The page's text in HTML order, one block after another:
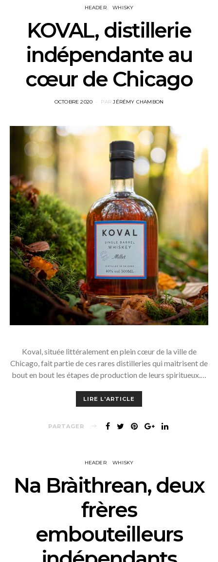
HEADER WHISKY
KOVAL, distillerie
indépendante au
cœur de Chicago
POSTED
OCTOBRE 2020 PAR JÉRÉMY CHAMBON
Koval, située littéralement en plein cœur de la ville de
Chicago, fait partie de ces rares distilleries qui maitrisent de
bout en bout les étapes de production de leurs spiritueux.…
LIRE L'ARTICLE
PARTAGER
HEADER WHISKY
Na Bràithrean, deux
frères
embouteilleurs